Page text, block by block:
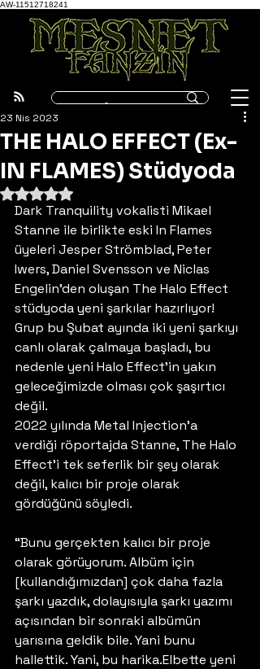
AW-11512718241
THE HALO EFFECT (Ex-
IN FLAMES) Stüdyoda
23 Nis 2023
5 üzerinden NaN yıldız
Dark Tranquility vokalisti Mikael
Stanne ile birlikte eski In Flames
üyeleri Jesper Strömblad, Peter
Iwers, Daniel Svensson ve Niclas
Engelin’den oluşan The Halo Effect
stüdyoda yeni şarkılar hazırlıyor!
Grup bu Şubat ayında iki yeni şarkıyı
canlı olarak çalmaya başladı, bu
nedenle yeni Halo Effect’in yakın
geleceğimizde olması çok şaşırtıcı
değil.
2022 yılında Metal Injection’a
verdiği röportajda Stanne, The Halo
Effect’i tek seferlik bir şey olarak
değil, kalıcı bir proje olarak
gördüğünü söyledi.
“Bunu gerçekten kalıcı bir proje
olarak görüyorum. Albüm için
[kullandığımızdan] çok daha fazla
şarkı yazdık, dolayısıyla şarkı yazımı
açısından bir sonraki albümün
yarısına geldik bile. Yani bunu
hallettik. Yani, bu harika.Elbette yeni